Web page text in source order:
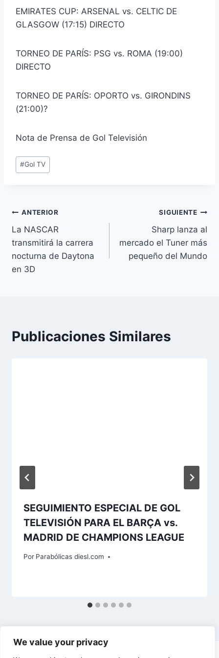
We value your privacy
EMIRATES CUP: ARSENAL vs. CELTIC DE
GLASGOW (17:15) DIRECTO
TORNEO DE PARÍS: PSG vs. ROMA (19:00)
DIRECTO
TORNEO DE PARÍS: OPORTO vs. GIRONDINS
(21:00)?
Nota de Prensa de Gol Televisión
Etiquetas
de
#Gol TV
Navegación
de
entradas
ANTERIOR
La NASCAR
transmitirá la carrera
nocturna de Daytona
en 3D
SIGUIENTE
Sharp lanza al
mercado el Tuner más
pequeño del Mundo
Publicaciones Similares
SEGUIMIENTO ESPECIAL DE GOL
TELEVISIÓN PARA EL BARÇA vs.
MADRID DE CHAMPIONS LEAGUE
Por Parabólicas diesl.com